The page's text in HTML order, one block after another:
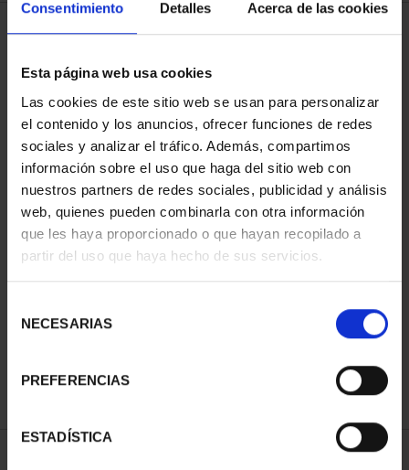
Consentimiento Detalles Acerca de las cookies
Esta página web usa cookies
Las cookies de este sitio web se usan para personalizar
el contenido y los anuncios, ofrecer funciones de redes
sociales y analizar el tráfico. Además, compartimos
información sobre el uso que haga del sitio web con
nuestros partners de redes sociales, publicidad y análisis
web, quienes pueden combinarla con otra información
que les haya proporcionado o que hayan recopilado a
partir del uso que haya hecho de sus servicios.
NECESARIAS
PREFERENCIAS
ESTADÍSTICA
1 Products found
€3,796.00